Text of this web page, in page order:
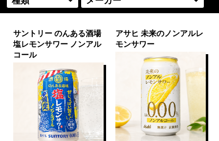
サントリー のんある酒場
塩レモンサワー ノンアル
コール
アサヒ 未来のノンアルレ
モンサワー